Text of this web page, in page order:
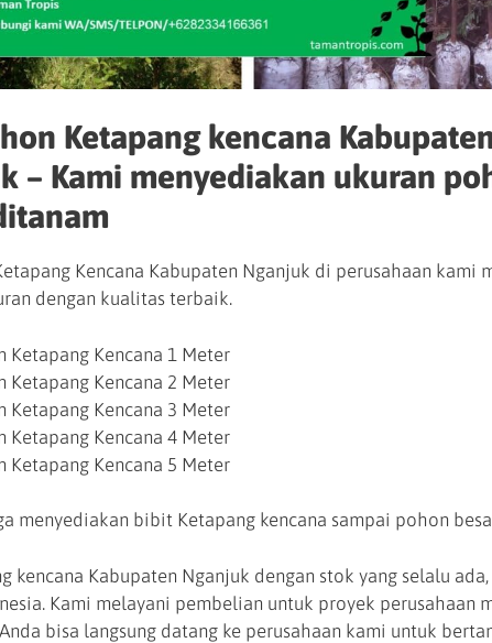
Ketapang kencana
– Kami menyediakan ukuran
Kencana Kabupaten Nganjuk di perusahaan kami
dengan kualitas terbaik.
Ketapang Kencana 1 Meter
Ketapang Kencana 2 Meter
Ketapang Kencana 3 Meter
Ketapang Kencana 4 Meter
Ketapang Kencana 5 Meter
menyediakan bibit Ketapang kencana sampai pohon
kencana Kabupaten Nganjuk dengan stok yang selalu
Kami melayani pembelian untuk proyek perusahaan
bisa langsung datang ke perusahaan kami untuk